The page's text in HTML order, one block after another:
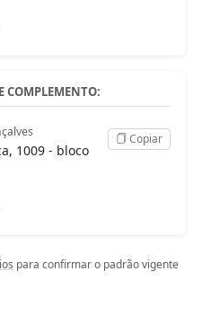
COMPLEMENTO:
1009 - bloco
Copiar
para confirmar o padrão vigente